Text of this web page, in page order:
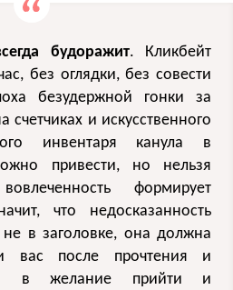
будоражит. Кликбейт
без оглядки, без совести
безудержной гонки за
и искусственного
инвентаря канула в
привести, но нельзя
формирует
что недосказанность
в заголовке, она должна
вас после прочтения и
в желание прийти и